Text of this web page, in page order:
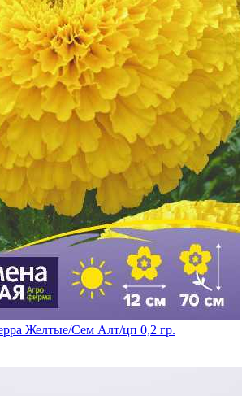
Желтые/Сем Алт/цп 0,2 гр.